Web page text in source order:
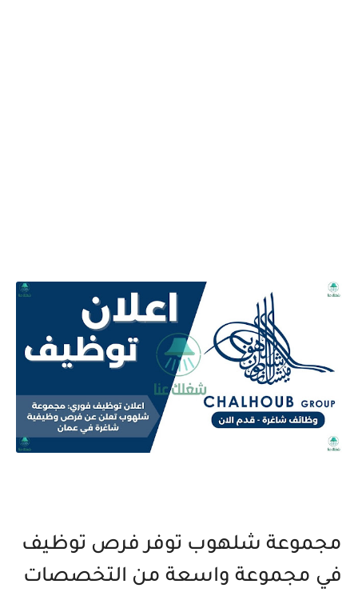
مجموعة شلهوب توفر فرص توظيف
في مجموعة واسعة من التخصصات